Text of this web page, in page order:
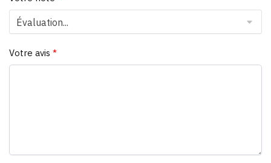
Votre avis *